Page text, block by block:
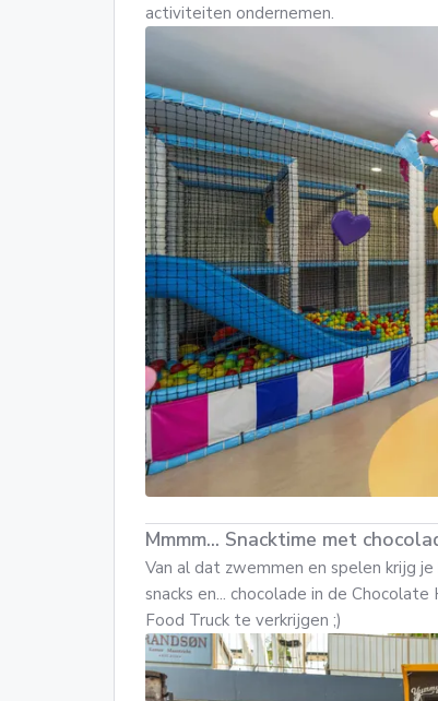
activiteiten ondernemen.
Mmmm... Snacktime met
Van al dat zwemmen en spelen krijg
snacks en... chocolade in de
Food Truck te verkrijgen ;)